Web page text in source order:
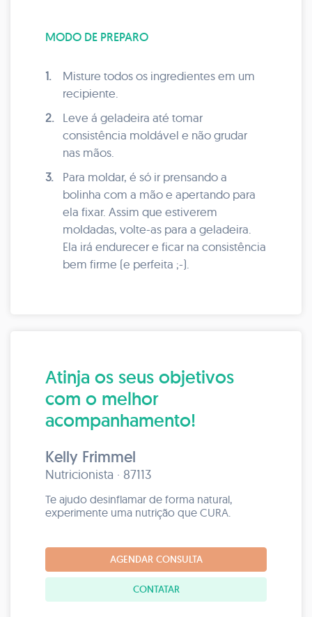
MODO DE PREPARO
1.
Misture todos os ingredientes em um
recipiente.
2.
Leve á geladeira até tomar
consistência moldável e não grudar
nas mãos.
3.
Para moldar, é só ir prensando a
bolinha com a mão e apertando para
ela fixar. Assim que estiverem
moldadas, volte-as para a geladeira.
Ela irá endurecer e ficar na consistência
bem firme (e perfeita ;-).
Atinja os seus objetivos
com o melhor
acompanhamento!
Kelly Frimmel
Nutricionista · 87113
Te ajudo desinflamar de forma natural,
experimente uma nutrição que CURA.
AGENDAR CONSULTA
CONTATAR